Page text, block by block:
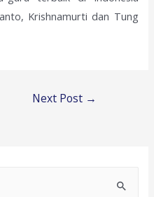
Krishnamurti dan Tung
Next Post →